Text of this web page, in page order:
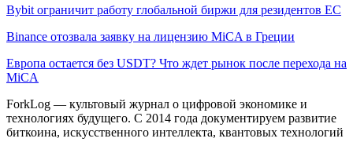
Bybit ограничит работу глобальной биржи для резидентов ЕС
Binance отозвала заявку на лицензию MiCA в Греции
Европа остается без USDT? Что ждет рынок после перехода на
MiCA
ForkLog — культовый журнал о цифровой экономике и
технологиях будущего. С 2014 года документируем развитие
биткоина, искусственного интеллекта, квантовых технологий